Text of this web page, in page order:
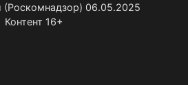
06.05.2025
Контент 16+